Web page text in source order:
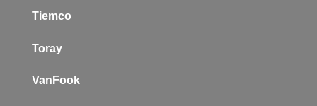
Tiemco
Toray
VanFook